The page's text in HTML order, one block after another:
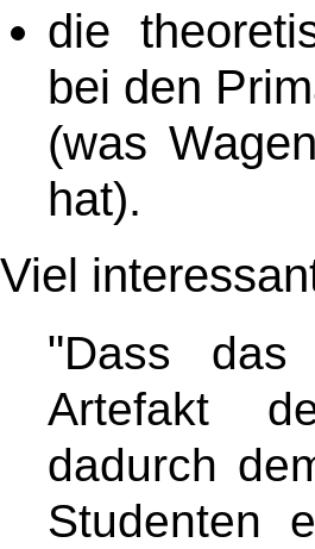
die
bei den
(was
hat).
Viel
"Dass das
Artefakt
dadurch
Studenten